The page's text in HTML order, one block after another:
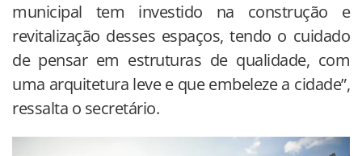
municipal tem investido na construção e
revitalização desses espaços, tendo o cuidado
de pensar em estruturas de qualidade, com
uma arquitetura leve e que embeleze a cidade”,
ressalta o secretário.